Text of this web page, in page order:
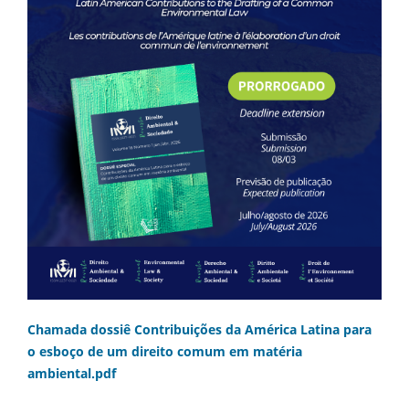
Chamada dossiê Contribuições da América Latina para
o esboço de um direito comum em matéria
ambiental.pdf